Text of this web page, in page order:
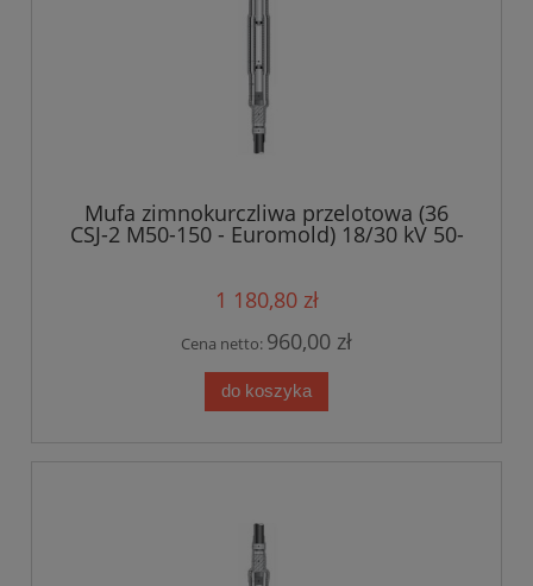
Mufa zimnokurczliwa przelotowa (36
CSJ-2 M50-150 - Euromold) 18/30 kV 50-
1 180,80 zł
Cena netto: 960,00 zł
do koszyka